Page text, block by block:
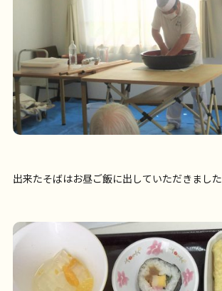
出来たそばはお昼ご飯に出していただきました